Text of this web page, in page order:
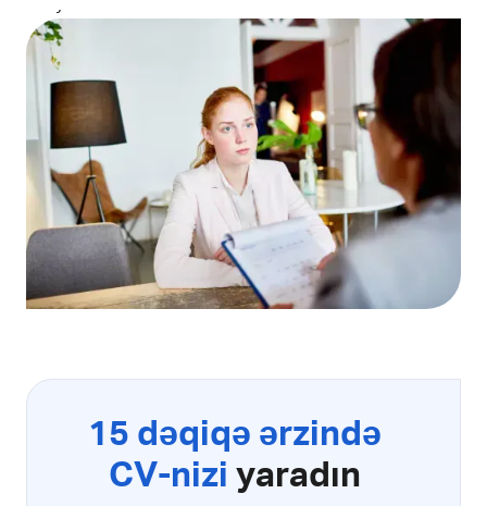
15 dəqiqə ərzində
CV-nizi yaradın